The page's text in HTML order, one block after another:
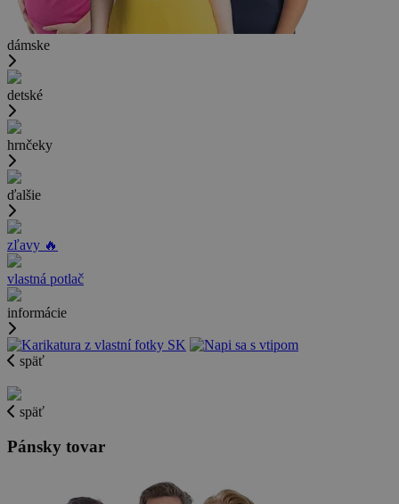
dámske
detské
hrnčeky
ďalšie
zľavy 🔥
vlastná potlač
informácie
späť
späť
Pánsky tovar